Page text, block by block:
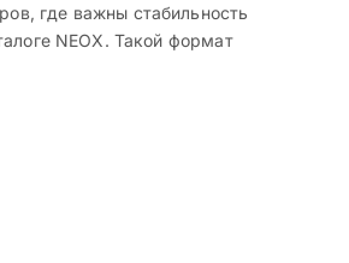
где важны стабильность
NEOX. Такой формат